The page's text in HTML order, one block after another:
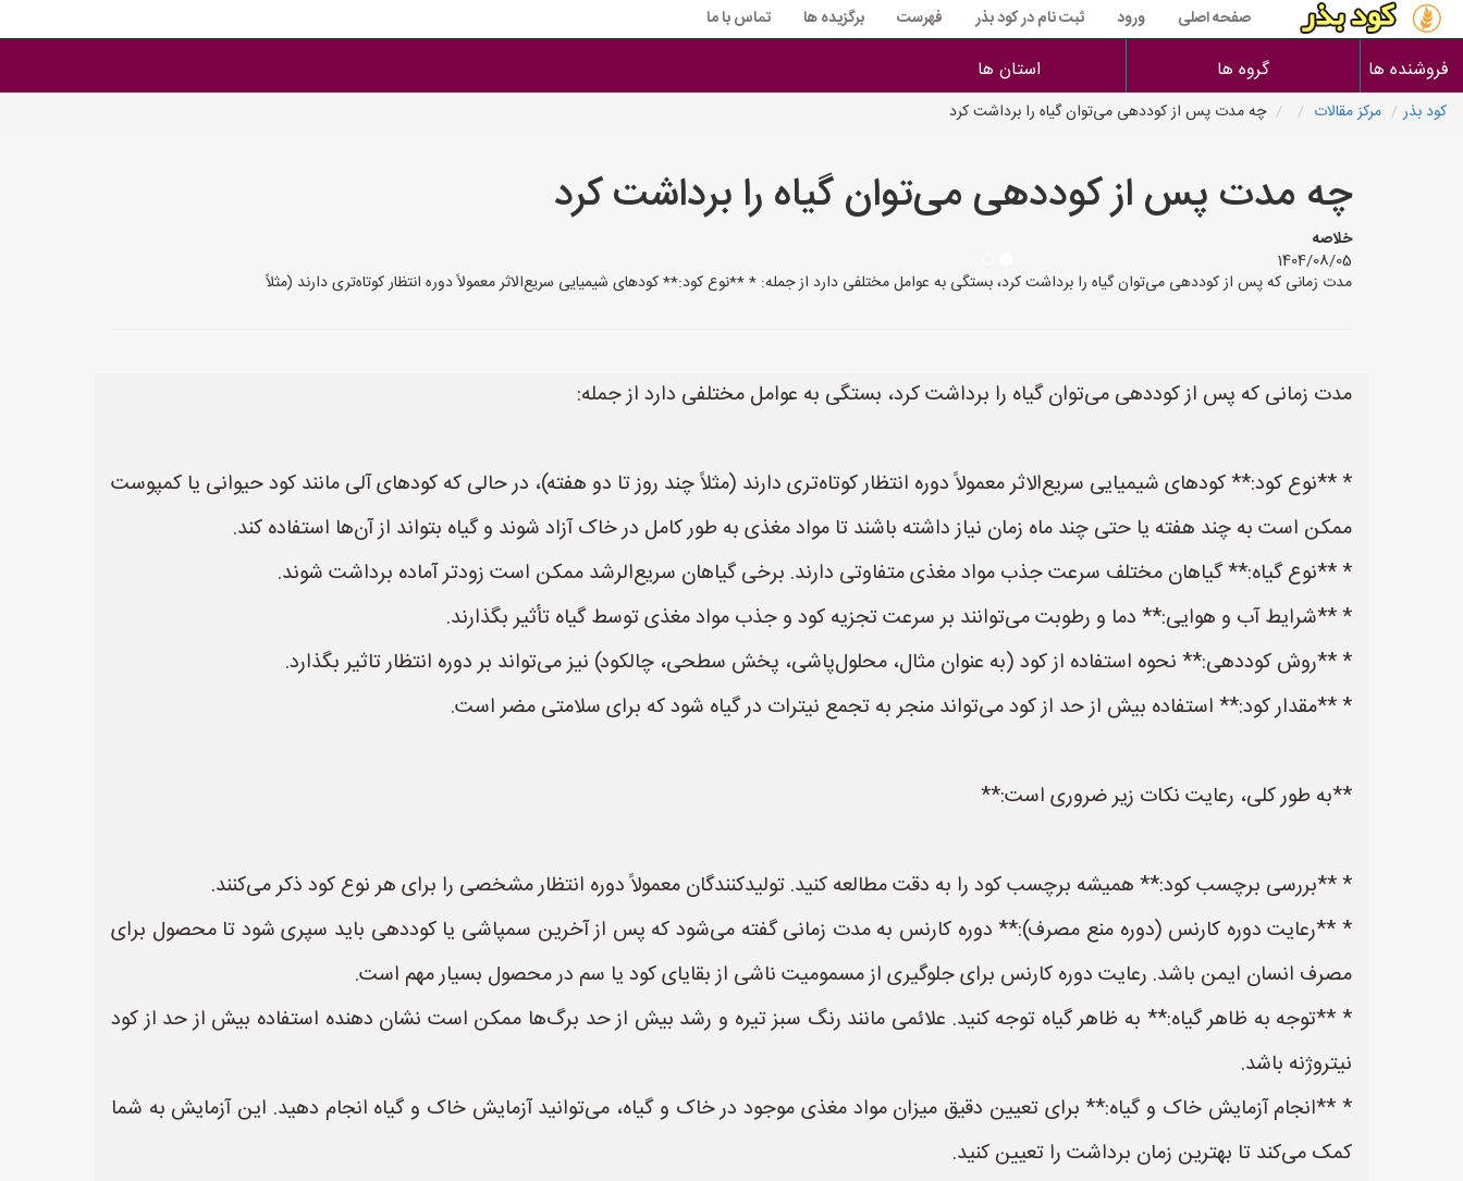
صفحه اصلی ورود ثبت نام در کود بذر فهرست برگزیده ها تماس با ما
فروشنده ها گروه ها استان ها
کود بذر مرکز مقالات چه مدت پس از کوددهی می‌توان گیاه را برداشت کرد
چه مدت پس از کوددهی می‌توان گیاه را برداشت کرد
خلاصه
1404/08/05
مدت زمانی که پس از کوددهی می‌توان گیاه را برداشت کرد، بستگی به عوامل مختلفی دارد از جمله: * **نوع کود:** کودهای شیمیایی سریع‌الاثر معمولاً دوره انتظار کوتاه‌تری دارند (مثلاً
مدت زمانی که پس از کوددهی می‌توان گیاه را برداشت کرد، بستگی به عوامل مختلفی دارد از جمله:
* **نوع کود:** کودهای شیمیایی سریع‌الاثر معمولاً دوره انتظار کوتاه‌تری دارند (مثلاً چند روز تا دو هفته)، در حالی که کودهای آلی مانند کود حیوانی یا کمپوست
ممکن است به چند هفته یا حتی چند ماه زمان نیاز داشته باشند تا مواد مغذی به طور کامل در خاک آزاد شوند و گیاه بتواند از آن‌ها استفاده کند.
* **نوع گیاه:** گیاهان مختلف سرعت جذب مواد مغذی متفاوتی دارند. برخی گیاهان سریع‌الرشد ممکن است زودتر آماده برداشت شوند.
* **شرایط آب و هوایی:** دما و رطوبت می‌توانند بر سرعت تجزیه کود و جذب مواد مغذی توسط گیاه تأثیر بگذارند.
* **روش کوددهی:** نحوه استفاده از کود (به عنوان مثال، محلول‌پاشی، پخش سطحی، چالکود) نیز می‌تواند بر دوره انتظار تاثیر بگذارد.
* **مقدار کود:** استفاده بیش از حد از کود می‌تواند منجر به تجمع نیترات در گیاه شود که برای سلامتی مضر است.
**به طور کلی، رعایت نکات زیر ضروری است:**
* **بررسی برچسب کود:** همیشه برچسب کود را به دقت مطالعه کنید. تولیدکنندگان معمولاً دوره انتظار مشخصی را برای هر نوع کود ذکر می‌کنند.
* **رعایت دوره کارنس (دوره منع مصرف):** دوره کارنس به مدت زمانی گفته می‌شود که پس از آخرین سمپاشی یا کوددهی باید سپری شود تا محصول برای
مصرف انسان ایمن باشد. رعایت دوره کارنس برای جلوگیری از مسمومیت ناشی از بقایای کود یا سم در محصول بسیار مهم است.
* **توجه به ظاهر گیاه:** به ظاهر گیاه توجه کنید. علائمی مانند رنگ سبز تیره و رشد بیش از حد برگ‌ها ممکن است نشان دهنده استفاده بیش از حد از کود
نیتروژنه باشد.
* **انجام آزمایش خاک و گیاه:** برای تعیین دقیق میزان مواد مغذی موجود در خاک و گیاه، می‌توانید آزمایش خاک و گیاه انجام دهید. این آزمایش به شما
کمک می‌کند تا بهترین زمان برداشت را تعیین کنید.